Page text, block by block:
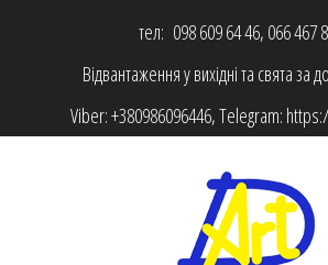
тел: 098 609 64 46, 066 467
Відвантаження у вихідні та свята за
Viber:+380986096446, Telegram: